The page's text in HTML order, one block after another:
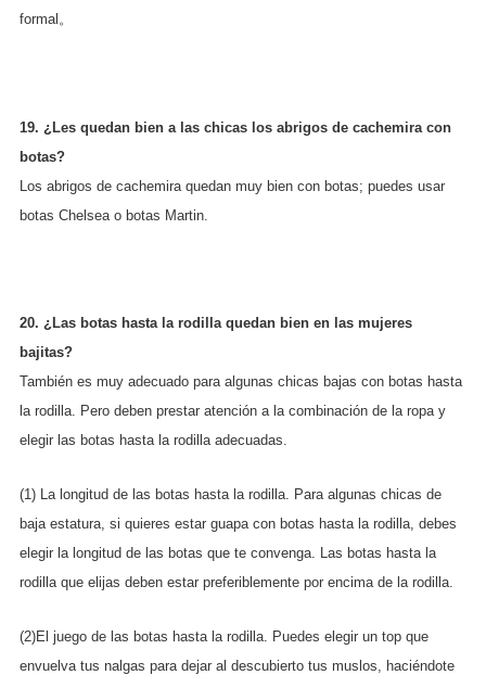
formal。
19. ¿Les quedan bien a las chicas los abrigos de cachemira con
botas?
Los abrigos de cachemira quedan muy bien con botas; puedes usar
botas Chelsea o botas Martin.
20. ¿Las botas hasta la rodilla quedan bien en las mujeres
bajitas?
También es muy adecuado para algunas chicas bajas con botas hasta
la rodilla. Pero deben prestar atención a la combinación de la ropa y
elegir las botas hasta la rodilla adecuadas.
(1) La longitud de las botas hasta la rodilla. Para algunas chicas de
baja estatura, si quieres estar guapa con botas hasta la rodilla, debes
elegir la longitud de las botas que te convenga. Las botas hasta la
rodilla que elijas deben estar preferiblemente por encima de la rodilla.
(2)El juego de las botas hasta la rodilla. Puedes elegir un top que
envuelva tus nalgas para dejar al descubierto tus muslos, haciéndote